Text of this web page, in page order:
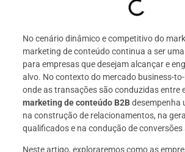
No cenário dinâmico e competitivo do
marketing de conteúdo continua a ser
para empresas que desejam alcançar e
alvo. No contexto do mercado business-
onde as transações são conduzidas entre
marketing de conteúdo B2Bdesempenha
na construção de relacionamentos, na
qualificados e na condução de
Neste artigo, exploraremos como as